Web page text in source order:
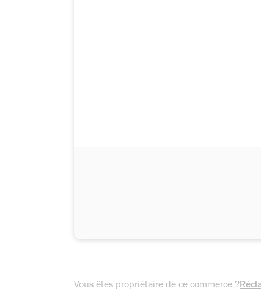
Vous êtes propriétaire de ce commerce ?